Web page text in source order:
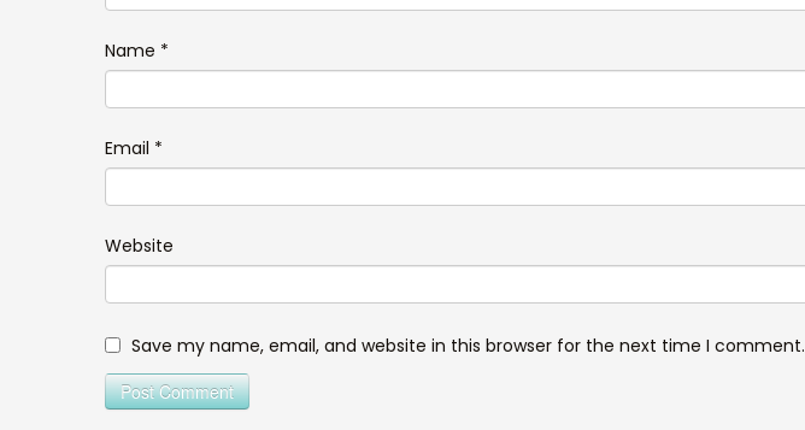
Name *
Email *
Website
Save my name, email, and website in this browser for the next time I comment.